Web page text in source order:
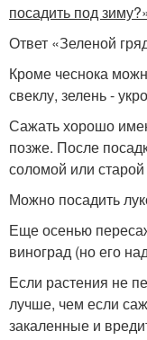
посадить под
Ответ «Зеленой
Кроме чеснока
свеклу, зелень -
Сажать хорошо
позже. После
соломой или
Можно посадить
Еще осенью
виноград (но его
Если растения не
лучше, чем если
закаленные и